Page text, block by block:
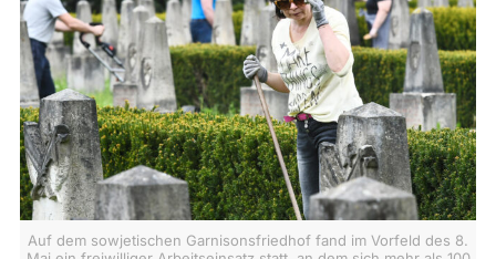
Auf dem sowjetischen Garnisonsfriedhof fand im Vorfeld des 8.